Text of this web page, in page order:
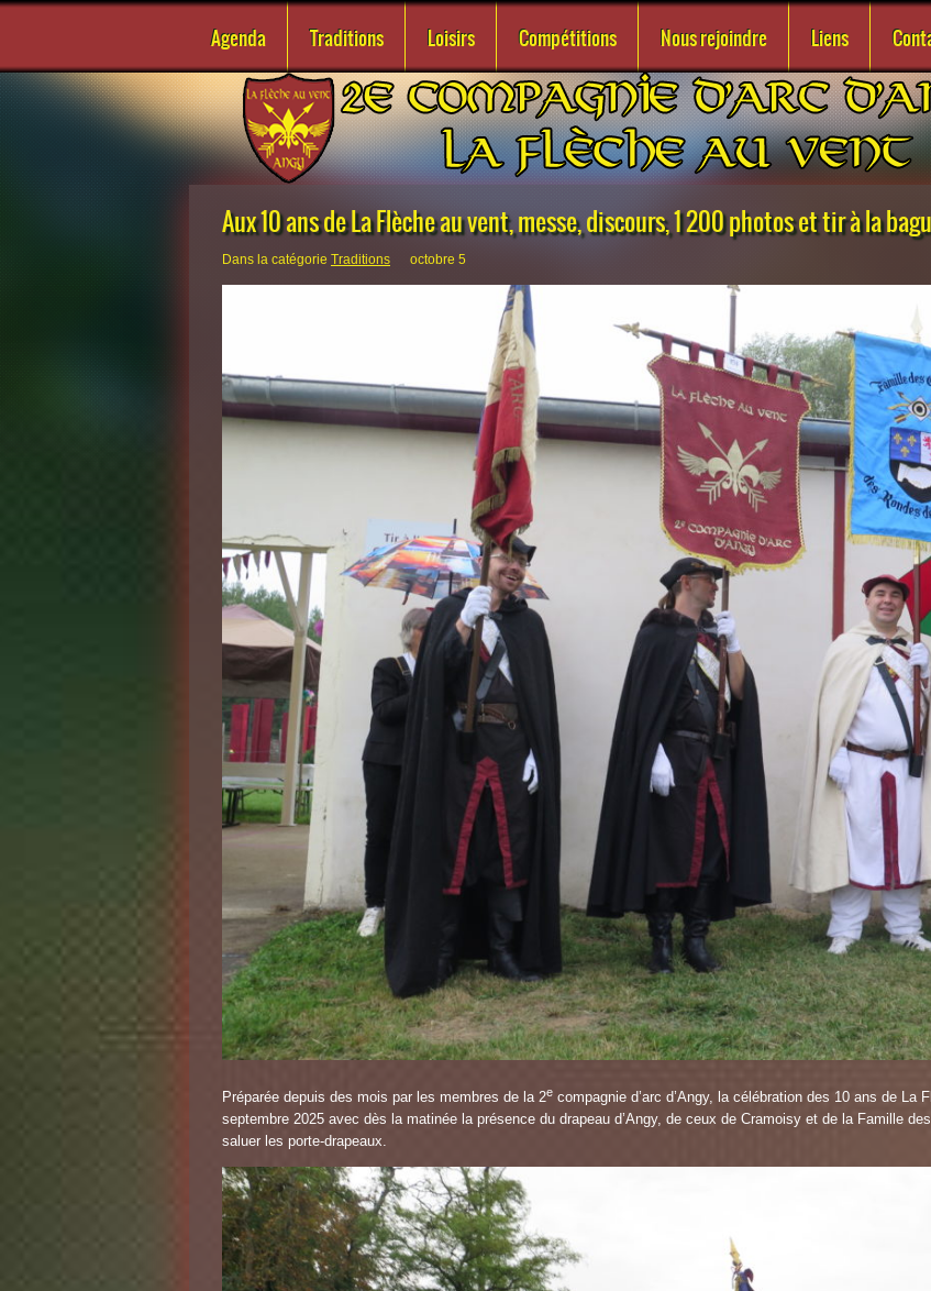
Agenda Traditions Loisirs Compétitions Nous rejoindre Liens
Aux 10 ans de La Flèche au vent, messe, discours, 1 200 photos et tir à la
Dans la catégorie Traditions octobre 5
Préparée depuis des mois par les membres de la 2e compagnie d’arc d’Angy, la célébration des 10 ans de La
septembre 2025 avec dès la matinée la présence du drapeau d’Angy, de ceux de Cramoisy et de la Famille
saluer les porte-drapeaux.